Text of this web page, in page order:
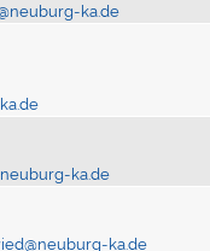
ka.de
ka.de
ka.de